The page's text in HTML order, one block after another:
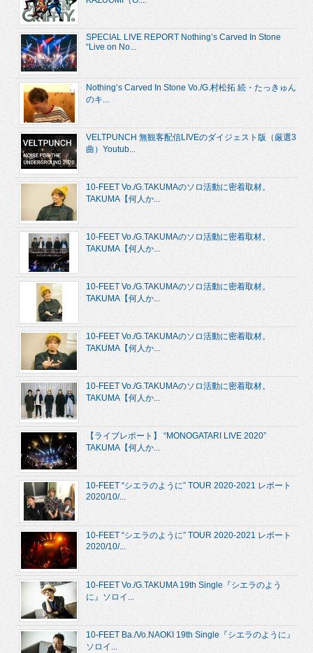
SPECIAL LIVE REPORT Nothing’s Carved In Stone
“Live on No...
Nothing’s Carved In Stone Vo./G.村松拓 続・たっきゅん
のキ...
VELTPUNCH 無観客配信LIVEのダイジェスト版（厳選3
曲）Youtub...
10-FEET Vo./G.TAKUMAのソロ活動に密着取材。
TAKUMA【何人か...
10-FEET Vo./G.TAKUMAのソロ活動に密着取材。
TAKUMA【何人か...
10-FEET Vo./G.TAKUMAのソロ活動に密着取材。
TAKUMA【何人か...
10-FEET Vo./G.TAKUMAのソロ活動に密着取材。
TAKUMA【何人か...
10-FEET Vo./G.TAKUMAのソロ活動に密着取材。
TAKUMA【何人か...
【ライブレポート】 “MONOGATARI LIVE 2020”
TAKUMA【何人か...
10-FEET “シエラのように” TOUR 2020-2021 レポート
2020/10/...
10-FEET “シエラのように” TOUR 2020-2021 レポート
2020/10/...
10-FEET Vo./G.TAKUMA 19th Single『シエラのよう
に』ソロイ...
10-FEET Ba./Vo.NAOKI 19th Single『シエラのように』
ソロイ...